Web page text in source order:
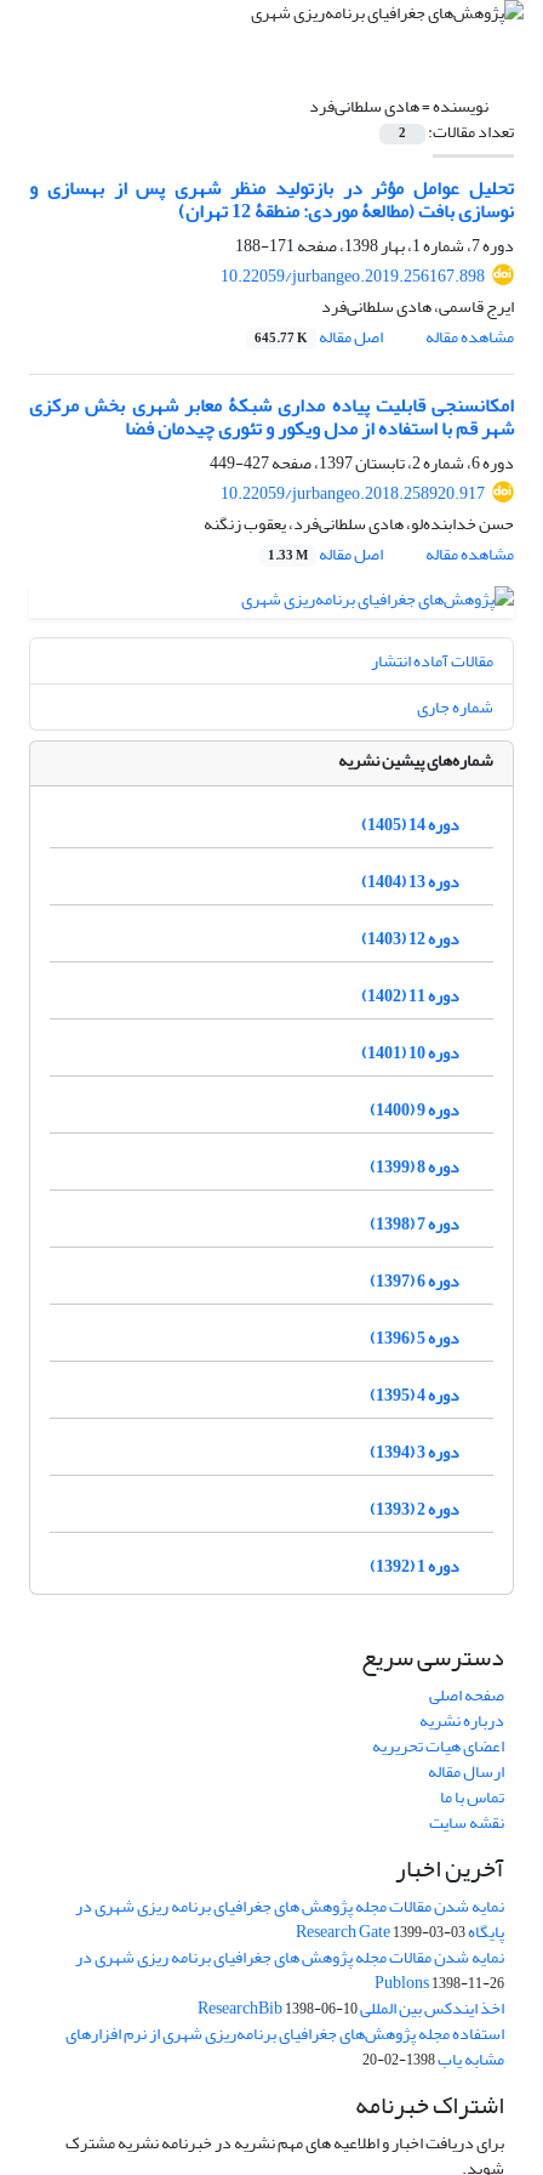
نویسنده =هادی سلطانی‌فرد
تعداد مقالات: 2
تحلیل عوامل مؤثر در بازتولید منظر شهری پس از بهسازی و
نوسازی بافت (مطالعۀ موردی: منطقۀ 12 تهران)
دوره 7، شماره 1، بهار 1398، صفحه
171-188
10.22059/jurbangeo.2019.256167.898
ایرج قاسمی، هادی سلطانی‌فرد
مشاهده مقاله
اصل مقاله 645.77 K
امکانسنجی قابلیت پیاده مداری شبکۀ معابر شهری بخش مرکزی
شهر قم با استفاده از مدل ویکور و تئوری چیدمان فضا
دوره 6، شماره 2، تابستان 1397، صفحه
427-449
10.22059/jurbangeo.2018.258920.917
حسن خدابنده‌لو، هادی سلطانی‌فرد، یعقوب زنگنه
مشاهده مقاله
اصل مقاله 1.33 M
مقالات آماده انتشار
شماره جاری
شماره‌های پیشین نشریه
دوره 14 (1405)
دوره 13 (1404)
دوره 12 (1403)
دوره 11 (1402)
دوره 10 (1401)
دوره 9 (1400)
دوره 8 (1399)
دوره 7 (1398)
دوره 6 (1397)
دوره 5 (1396)
دوره 4 (1395)
دوره 3 (1394)
دوره 2 (1393)
دوره 1 (1392)
دسترسی سریع
صفحه اصلی
درباره نشریه
اعضای هیات تحریریه
ارسال مقاله
تماس با ما
نقشه سایت
آخرین اخبار
نمایه شدن مقالات مجله پژوهش های جغرافیای برنامه ریزی شهری در
پایگاه Research Gate1399-03-03
نمایه شدن مقالات مجله پژوهش های جغرافیای برنامه ریزی شهری در
Publons1398-11-26
اخذ ایندکس بین المللی ResearchBib1398-06-10
استفاده مجله پژوهش‌های جغرافیای برنامه‌ریزی شهری از نرم افزارهای
مشابه یاب1398-02-20
اشتراک خبرنامه
برای دریافت اخبار و اطلاعیه های مهم نشریه در خبرنامه نشریه مشترک
شوید.